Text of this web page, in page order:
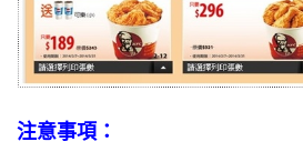
注意事項：